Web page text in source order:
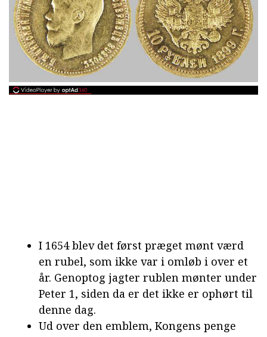
I 1654 blev det først præget mønt værd
en rubel, som ikke var i omløb i over et
år. Genoptog jagter rublen mønter under
Peter 1, siden da er det ikke er ophørt til
denne dag.
Ud over den emblem, Kongens penge